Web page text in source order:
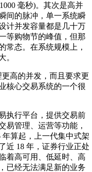
毫秒)。其次是高并
间的脉冲，单一系统瞬
计并发容量都是几十万
等购物节的峰值，但那
常态。在系统规模上，
。
高的并发，而且要求更
核心交易系统的一个很
执行平台，提供交易前
易管理、运营等功能，
年算起，上一代集中式架
近 18 年，证券行业正处
着高可用、低延时、高
已经无法满足新的业务